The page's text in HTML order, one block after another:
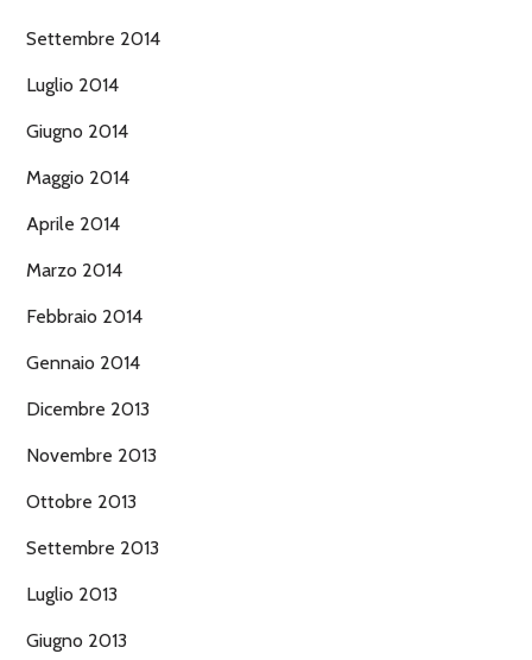
Settembre 2014
Luglio 2014
Giugno 2014
Maggio 2014
Aprile 2014
Marzo 2014
Febbraio 2014
Gennaio 2014
Dicembre 2013
Novembre 2013
Ottobre 2013
Settembre 2013
Luglio 2013
Giugno 2013